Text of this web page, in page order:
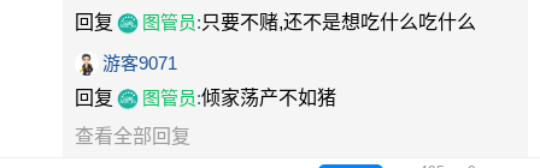
回复
图管员:只要不赌,还不是想吃什么吃什么
游客9071
回复
图管员:倾家荡产不如猪
查看全部回复